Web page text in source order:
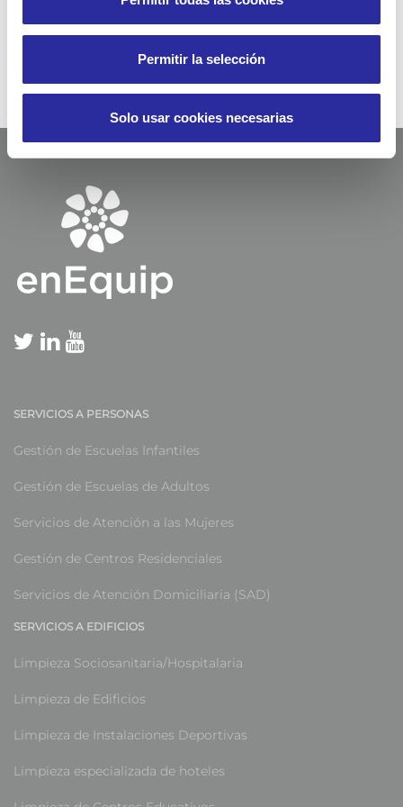
Permitir la selección
Solo usar cookies necesarias
SERVICIOS A PERSONAS
Gestión de Escuelas Infantiles
Gestión de Escuelas de Adultos
Servicios de Atención a las Mujeres
Gestión de Centros Residenciales
Servicios de Atención Domiciliaria (SAD)
SERVICIOS A EDIFICIOS
Limpieza Sociosanitaria/Hospitalaria
Limpieza de Edificios
Limpieza de Instalaciones Deportivas
Limpieza especializada de hoteles